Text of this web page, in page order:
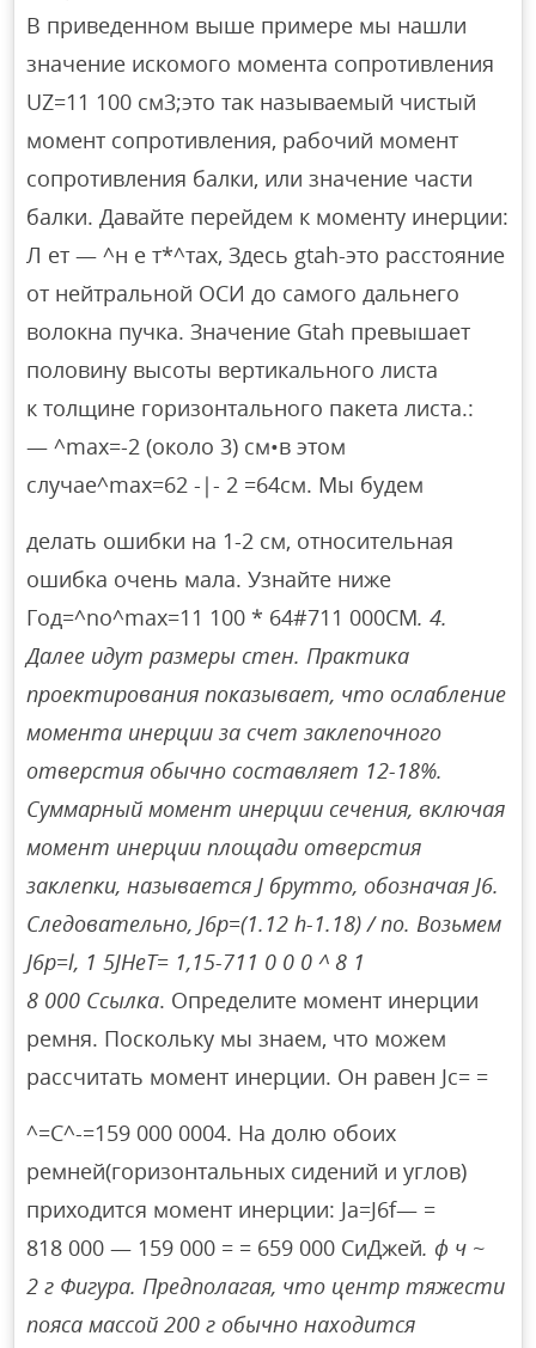
В приведенном выше примере мы нашли
значение искомого момента сопротивления
UZ=11 100 см3;это так называемый чистый
момент сопротивления, рабочий момент
сопротивления балки, или значение части
балки. Давайте перейдем к моменту инерции:
Л ет — ^н е т*^тах, Здесь gtah-это расстояние
от нейтральной ОСИ до самого дальнего
волокна пучка. Значение Gtah превышает
половину высоты вертикального листа
к толщине горизонтального пакета листа.:
— ^max=-2 (около 3) см•в этом
случае^max=62 -|- 2 =64см. Мы будем
делать ошибки на 1-2 см, относительная
ошибка очень мала. Узнайте ниже
Год=^no^max=11 100 * 64#711 000CM. 4.
Далее идут размеры стен. Практика
проектирования показывает, что ослабление
момента инерции за счет заклепочного
отверстия обычно составляет 12-18%.
Суммарный момент инерции сечения, включая
момент инерции площади отверстия
заклепки, называется J брутто, обозначая J6.
Следовательно, J6p=(1.12 h-1.18) / no. Возьмем
J6p=l, 1 5JHeT= 1,15-711 0 0 0 ^ 8 1
8 000 Ссылка. Определите момент инерции
ремня. Поскольку мы знаем, что можем
рассчитать момент инерции. Он равен Jc= =
^=C^-=159 000 0004. На долю обоих
ремней(горизонтальных сидений и углов)
приходится момент инерции: Ja=J6f— =
818 000 — 159 000 = = 659 000 СиДжей. ф ч ~
2 г Фигура. Предполагая, что центр тяжести
пояса массой 200 г обычно находится